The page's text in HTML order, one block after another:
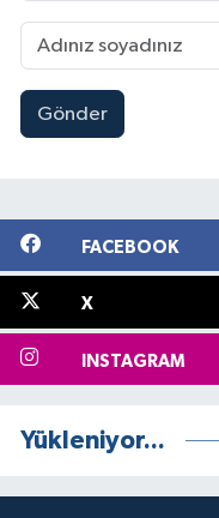
Gönder
FACEBOOK
X
INSTAGRAM
Yükleniyor...